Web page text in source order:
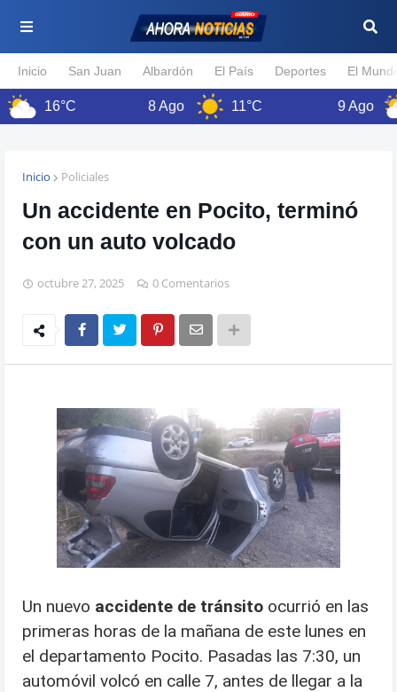
Inicio San Juan Albardón El País Deportes El
16°C 8 Ago 11°C 9 Ago
Inicio Policiales
Un accidente en Pocito, terminó
con un auto volcado
octubre 27, 2025 0 Comentarios
Un nuevo accidente de tránsito ocurrió en las
primeras horas de la mañana de este lunes en
el departamento Pocito. Pasadas las 7:30, un
automóvil volcó en calle 7, antes de llegar a la